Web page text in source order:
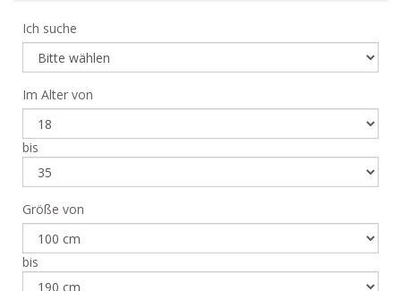
Ich suche
Im Alter von
bis
Größe von
bis